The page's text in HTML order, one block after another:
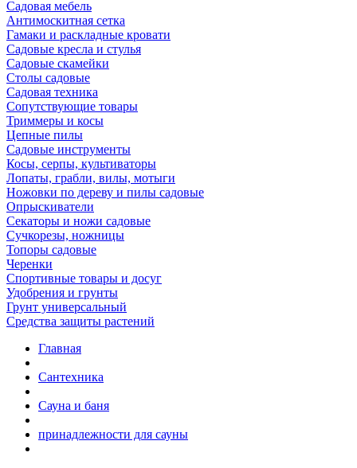
Садовая мебель
Антимоскитная сетка
Гамаки и раскладные кровати
Садовые кресла и стулья
Садовые скамейки
Столы садовые
Садовая техника
Сопутствующие товары
Триммеры и косы
Цепные пилы
Садовые инструменты
Косы, серпы, культиваторы
Лопаты, грабли, вилы, мотыги
Ножовки по дереву и пилы садовые
Опрыскиватели
Секаторы и ножи садовые
Сучкорезы, ножницы
Топоры садовые
Черенки
Спортивные товары и досуг
Удобрения и грунты
Грунт универсальный
Средства защиты растений
Главная
Сантехника
Сауна и баня
принадлежности для сауны